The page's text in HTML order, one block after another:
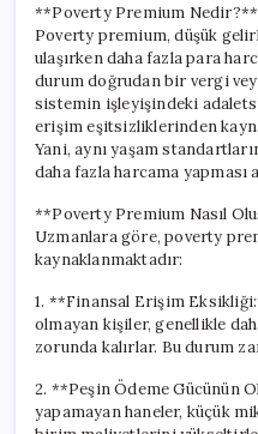
**Poverty Premium Nedir?**
Poverty premium, düşük
ulaşırken daha fazla para
durum doğrudan bir vergi
sistemin işleyişindeki
erişim eşitsizliklerinden
Yani, aynı yaşam
daha fazla harcama yapması
**Poverty Premium Nasıl
Uzmanlara göre, poverty
kaynaklanmaktadır:
1. **Finansal Erişim
olmayan kişiler, genellikle
zorunda kalırlar. Bu durum
2. **Peşin Ödeme Gücünün
yapamayan haneler, küçük